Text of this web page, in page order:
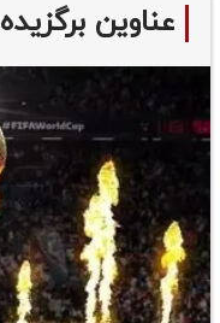
عناوین برگزیده